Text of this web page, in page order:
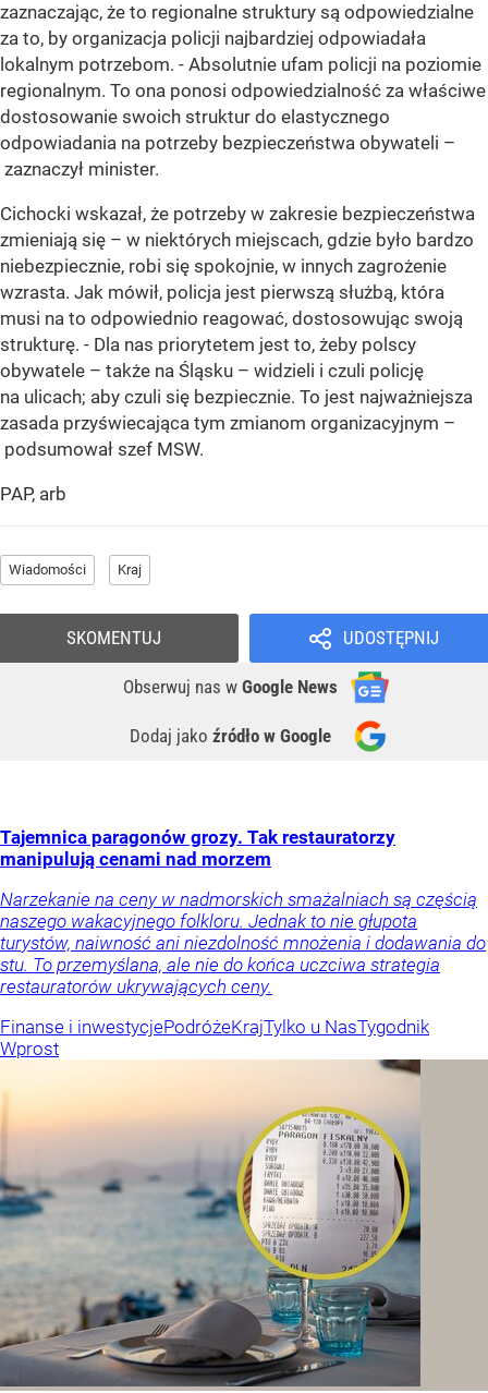
zaznaczając, że to regionalne struktury są odpowiedzialne
za to, by organizacja policji najbardziej odpowiadała
lokalnym potrzebom. - Absolutnie ufam policji na poziomie
regionalnym. To ona ponosi odpowiedzialność za właściwe
dostosowanie swoich struktur do elastycznego
odpowiadania na potrzeby bezpieczeństwa obywateli –
zaznaczył minister.
Cichocki wskazał, że potrzeby w zakresie bezpieczeństwa
zmieniają się – w niektórych miejscach, gdzie było bardzo
niebezpiecznie, robi się spokojnie, w innych zagrożenie
wzrasta. Jak mówił, policja jest pierwszą służbą, która
musi na to odpowiednio reagować, dostosowując swoją
strukturę. - Dla nas priorytetem jest to, żeby polscy
obywatele – także na Śląsku – widzieli i czuli policję
na ulicach; aby czuli się bezpiecznie. To jest najważniejsza
zasada przyświecająca tym zmianom organizacyjnym –
podsumował szef MSW.
PAP, arb
Wiadomości Kraj
UDOSTĘPNIJ
Obserwuj nas w Google News
Dodaj jako źródło w Google
SKOMENTUJ
Tajemnica paragonów grozy. Tak restauratorzy
manipulują cenami nad morzem
Narzekanie na ceny w nadmorskich smażalniach są częścią
naszego wakacyjnego folkloru. Jednak to nie głupota
turystów, naiwność ani niezdolność mnożenia i dodawania do
stu. To przemyślana, ale nie do końca uczciwa strategia
restauratorów ukrywających ceny.
Finanse i inwestycjePodróżeKrajTylko u NasTygodnik
Wprost